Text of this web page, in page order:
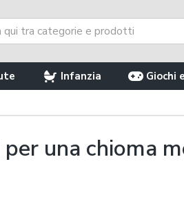
Infanzia Giochi
una chioma